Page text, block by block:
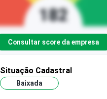
Consultar score da empresa
Situação Cadastral
Baixada